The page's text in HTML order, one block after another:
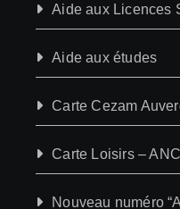
Aide aux Licences
Aide aux études
Carte Cezam
Carte Loisirs –
Nouveau numéro